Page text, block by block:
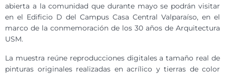
abierta a la comunidad que durante mayo se podrán visitar
en el Edificio D del Campus Casa Central Valparaíso, en el
marco de la conmemoración de los 30 años de Arquitectura
USM.
La muestra reúne reproducciones digitales a tamaño real de
pinturas originales realizadas en acrílico y tierras de color